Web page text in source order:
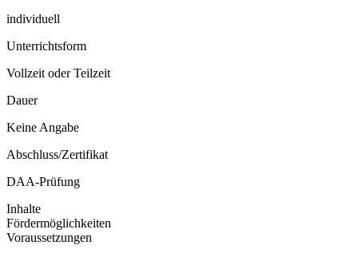
individuell
Unterrichtsform
Vollzeit oder Teilzeit
Dauer
Keine Angabe
Abschluss/Zertifikat
DAA-Prüfung
Inhalte
Fördermöglichkeiten
Voraussetzungen